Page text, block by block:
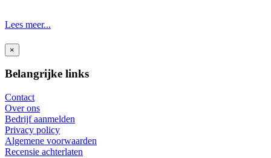
Lees meer...
×
Belangrijke links
Contact
Over ons
Bedrijf aanmelden
Privacy policy
Algemene voorwaarden
Recensie achterlaten